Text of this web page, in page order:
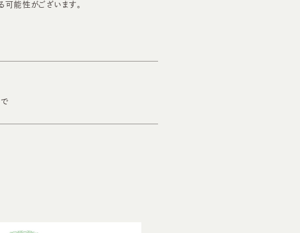
能性がございます。